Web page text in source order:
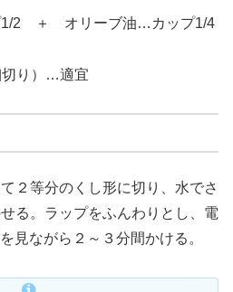
2 ＋ オリーブ油…カップ1/4
切り）…適宜
２等分のくし形に切り、水でさ
る。ラップをふんわりとし、電
見ながら２～３分間かける。